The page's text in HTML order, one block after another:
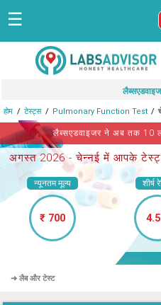
☰
होम टेस्ट्स Pulmonary Function Test
लैब्सएडवाइजर ने अब तक 10
अगस्त 2026 -चेन्नई में आपके
न्यूनतम मूल्य
₹ 700
शीर्ष
4.5
➜ लैब और टेस्ट